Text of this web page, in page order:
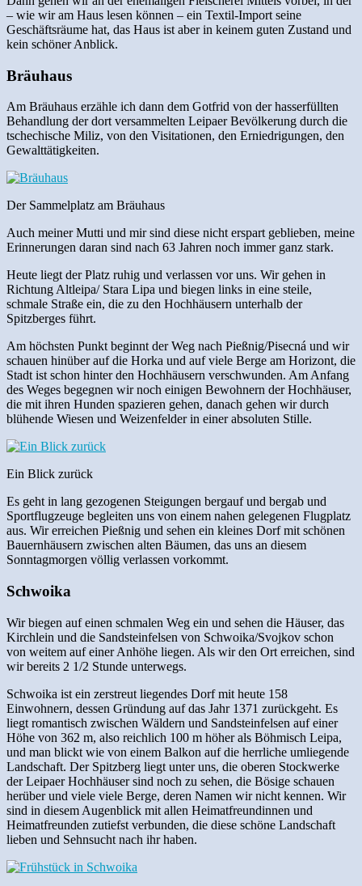
– wie wir am Haus lesen können – ein Textil-Import seine
Geschäftsräume hat, das Haus ist aber in keinem guten Zustand und
kein schöner Anblick.
Bräuhaus
Am Bräuhaus erzähle ich dann dem Gotfrid von der hasserfüllten
Behandlung der dort versammelten Leipaer Bevölkerung durch die
tschechische Miliz, von den Visitationen, den Erniedrigungen, den
Gewalttätigkeiten.
Der Sammelplatz am Bräuhaus
Auch meiner Mutti und mir sind diese nicht erspart geblieben, meine
Erinnerungen daran sind nach 63 Jahren noch immer ganz stark.
Heute liegt der Platz ruhig und verlassen vor uns. Wir gehen in
Richtung Altleipa/ Stara Lipa und biegen links in eine steile,
schmale Straße ein, die zu den Hochhäusern unterhalb der
Spitzberges führt.
Am höchsten Punkt beginnt der Weg nach Pießnig/Pisecná und wir
schauen hinüber auf die Horka und auf viele Berge am Horizont, die
Stadt ist schon hinter den Hochhäusern verschwunden. Am Anfang
des Weges begegnen wir noch einigen Bewohnern der Hochhäuser,
die mit ihren Hunden spazieren gehen, danach gehen wir durch
blühende Wiesen und Weizenfelder in einer absoluten Stille.
Ein Blick zurück
Es geht in lang gezogenen Steigungen bergauf und bergab und
Sportflugzeuge begleiten uns von einem nahen gelegenen Flugplatz
aus. Wir erreichen Pießnig und sehen ein kleines Dorf mit schönen
Bauernhäusern zwischen alten Bäumen, das uns an diesem
Sonntagmorgen völlig verlassen vorkommt.
Schwoika
Wir biegen auf einen schmalen Weg ein und sehen die Häuser, das
Kirchlein und die Sandsteinfelsen von Schwoika/Svojkov schon
von weitem auf einer Anhöhe liegen. Als wir den Ort erreichen, sind
wir bereits 2 1/2 Stunde unterwegs.
Schwoika ist ein zerstreut liegendes Dorf mit heute 158
Einwohnern, dessen Gründung auf das Jahr 1371 zurückgeht. Es
liegt romantisch zwischen Wäldern und Sandsteinfelsen auf einer
Höhe von 362 m, also reichlich 100 m höher als Böhmisch Leipa,
und man blickt wie von einem Balkon auf die herrliche umliegende
Landschaft. Der Spitzberg liegt unter uns, die oberen Stockwerke
der Leipaer Hochhäuser sind noch zu sehen, die Bösige schauen
herüber und viele viele Berge, deren Namen wir nicht kennen. Wir
sind in diesem Augenblick mit allen Heimatfreundinnen und
Heimatfreunden zutiefst verbunden, die diese schöne Landschaft
lieben und Sehnsucht nach ihr haben.